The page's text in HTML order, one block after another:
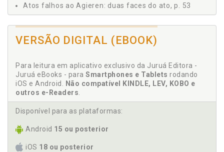
Atos falhos ao Agieren: duas faces do ato, p. 53
C
Cinética. Um preâmbulo acerca da cinética do objeto
Conceituação de ato em Freud, p. 37
Considerações finais, p. 197
Cultura. Niederkomen e a pura cultura da pulsão de
morte, p. 93
D
Decalagem. Ação específica ao julgar: uma
VERSÃO DIGITAL (EBOOK)
Para leitura em aplicativo exclusivo da Juruá Editora -
Juruá eBooks - para Smartphones e Tablets rodando
iOS e Android. Não compatível KINDLE, LEV, KOBO e
outros e-Readers.
Disponível para as plataformas:
Android 15 ou posterior
iOS 18 ou posterior